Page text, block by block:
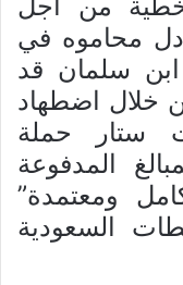
محاموه في
سلمان قد
خلال اضطهاد
ستار حملة
المدفوعة
ومعتمدة”
السعودية